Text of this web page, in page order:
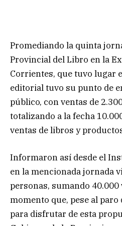
Promediando la quinta
Provincial del Libro en la
Corrientes, que tuvo lugar
editorial tuvo su punto de
público, con ventas de
totalizando a la fecha
ventas de libros y
Informaron así desde el
en la mencionada jornada
personas, sumando
momento que, pese al
para disfrutar de esta